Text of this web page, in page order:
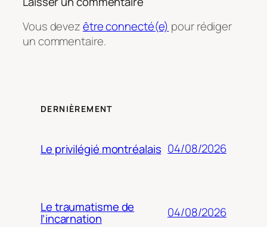
Vous devezêtre connecté(e) pour rédiger
un commentaire.
DERNIÈREMENT
Le privilégié montréalais 04/08/2026
Le traumatisme de
l’incarnation 04/08/2026